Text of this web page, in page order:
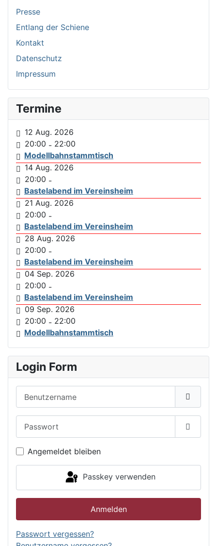
Presse
Entlang der Schiene
Kontakt
Datenschutz
Impressum
Termine
12 Aug. 2026
20:00 - 22:00
Modellbahnstammtisch
14 Aug. 2026
20:00 -
Bastelabend im Vereinsheim
21 Aug. 2026
20:00 -
Bastelabend im Vereinsheim
28 Aug. 2026
20:00 -
Bastelabend im Vereinsheim
04 Sep. 2026
20:00 -
Bastelabend im Vereinsheim
09 Sep. 2026
20:00 - 22:00
Modellbahnstammtisch
Login Form
Angemeldet bleiben
Passkey verwenden
Anmelden
Passwort vergessen?